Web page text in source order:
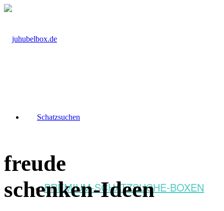
Schatzsuchen
PREMIUM-SCHATZSUCHE-BOXEN
freude
schenken-Ideen